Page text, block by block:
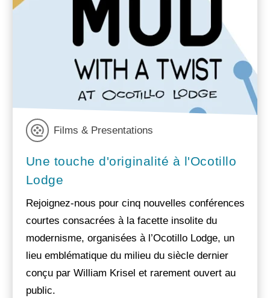
Films & Presentations
Une touche d'originalité à l'Ocotillo
Lodge
Rejoignez-nous pour cinq nouvelles conférences
courtes consacrées à la facette insolite du
modernisme, organisées à l’Ocotillo Lodge, un
lieu emblématique du milieu du siècle dernier
conçu par William Krisel et rarement ouvert au
public.